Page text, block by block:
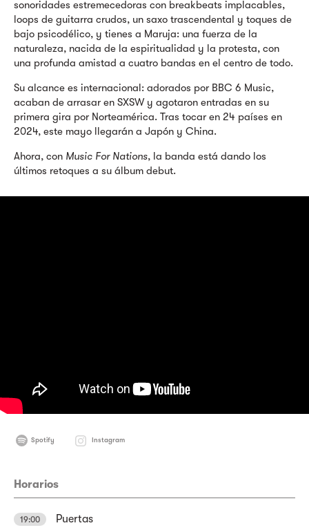
sonoridades estremecedoras con breakbeats implacables,
loops de guitarra crudos, un saxo trascendental y toques de
bajo psicodélico, y tienes a Maruja: una fuerza de la
naturaleza, nacida de la espiritualidad y la protesta, con
una profunda amistad a cuatro bandas en el centro de todo.
Su alcance es internacional: adorados por BBC 6 Music,
acaban de arrasar en SXSW y agotaron entradas en su
primera gira por Norteamérica. Tras tocar en 24 países en
2024, este mayo llegarán a Japón y China.
Ahora, con Music For Nations, la banda está dando los
últimos retoques a su álbum debut.
Spotify Instagram
Horarios
19:00 Puertas